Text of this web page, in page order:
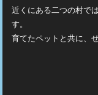
近くにある二つの村で
す。
育てたペットと共に、